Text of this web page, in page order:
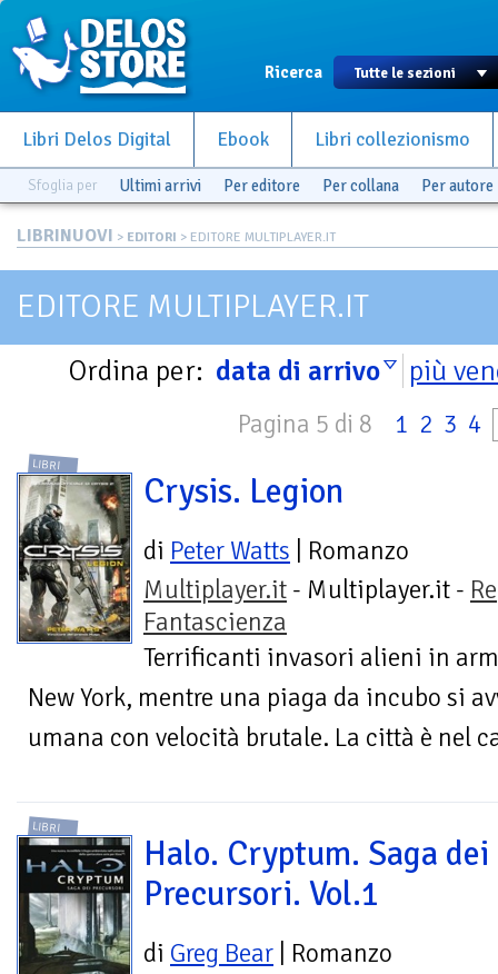
Ricerca
Libri Delos Digital Ebook Libri collezionismo
Sfoglia per Ultimi arrivi Per editore Per collana Per autore
LIBRINUOVI > EDITORI > EDITORE MULTIPLAYER.IT
EDITORE MULTIPLAYER.IT
Ordina per: data di arrivo più
Pagina 5 di 8 1 2 3 4
LIBRI
Crysis. Legion
di Peter Watts | Romanzo
Multiplayer.it - Multiplayer.it -
Fantascienza
Terrificanti invasori alieni in
New York, mentre una piaga da incubo si
umana con velocità brutale. La città è nel
LIBRI
Halo. Cryptum. Saga dei
Precursori. Vol.1
di Greg Bear | Romanzo